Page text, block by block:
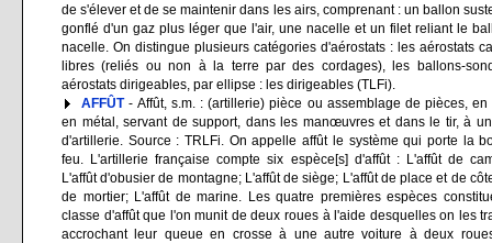
de s'élever et de se maintenir dans les airs, comprenant : un ballon
gonflé d'un gaz plus léger que l'air, une nacelle et un filet reliant le
nacelle. On distingue plusieurs catégories d'aérostats : les aérostats
libres (reliés ou non à la terre par des cordages), les ballons-
aérostats dirigeables, par ellipse : les dirigeables (TLFi).
AFFÛT- Affût, s.m. : (artillerie) pièce ou assemblage de pièces, en
en métal, servant de support, dans les manœuvres et dans le tir, à
d'artillerie. Source : TRLFi. On appelle affût le système qui porte la
feu. L'artillerie française compte six espèce[s] d'affût : L'affût de
L'affût d'obusier de montagne; L'affût de siège; L'affût de place et de
de mortier; L'affût de marine. Les quatre premières espèces
classe d'affût que l'on munit de deux roues à l'aide desquelles on les
accrochant leur queue en crosse à une autre voiture à deux